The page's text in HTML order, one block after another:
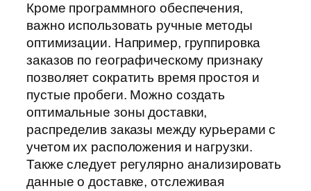
Кроме программного обеспечения,
важно использовать ручные методы
оптимизации. Например, группировка
заказов по географическому признаку
позволяет сократить время простоя и
пустые пробеги. Можно создать
оптимальные зоны доставки,
распределив заказы между курьерами с
учетом их расположения и нагрузки.
Также следует регулярно анализировать
данные о доставке, отслеживая